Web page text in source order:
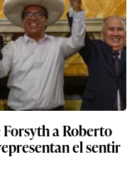
a Roberto
el sentir